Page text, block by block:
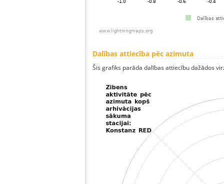
Dalības attiecība pēc azimuta
Šis grafiks parāda dalības attiecību dažādos